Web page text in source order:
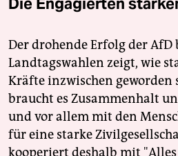
Der drohende Erfolg der
Landtagswahlen zeigt, wie
Kräfte inzwischen geworden
braucht es Zusammenhalt
und vor allem mit den
für eine starke
kooperiert deshalb mit